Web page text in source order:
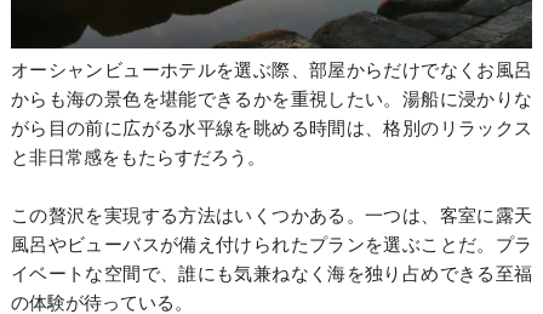
オーシャンビューホテルを選ぶ際、部屋からだけでなくお風呂
からも海の景色を堪能できるかを重視したい。湯船に浸かりな
がら目の前に広がる水平線を眺める時間は、格別のリラックス
と非日常感をもたらすだろう。
この贅沢を実現する方法はいくつかある。一つは、客室に露天
風呂やビューバスが備え付けられたプランを選ぶことだ。プラ
イベートな空間で、誰にも気兼ねなく海を独り占めできる至福
の体験が待っている。